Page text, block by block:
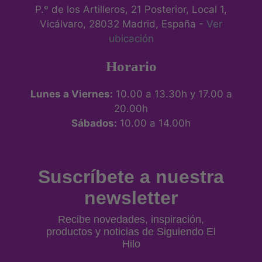
P.º de los Artilleros, 21 Posterior, Local 1,
Vicálvaro, 28032 Madrid, España - Ver
ubicación
Horario
Lunes a Viernes: 10.00 a 13.30h y 17.00 a
20.00h
Sábados: 10.00 a 14.00h
Suscríbete a nuestra
newsletter
Recibe novedades, inspiración,
productos y noticias de Siguiendo El
Hilo